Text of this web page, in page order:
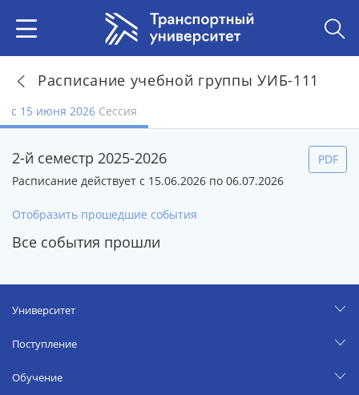
Расписание учебной группы УИБ-111
с 15 июня 2026 Сессия
2-й семестр 2025-2026
Расписание действует с 15.06.2026 по 06.07.2026
PDF
Отобразить прошедшие события
Все события прошли
Университет
Поступление
Обучение